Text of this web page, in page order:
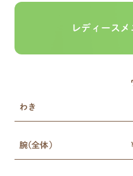
レディースメ
わき
腕(全体)